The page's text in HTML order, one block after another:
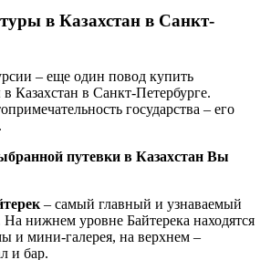
в Казахстан в Санкт-
– еще один повод купить
Казахстан в Санкт-Петербурге.
государства – его
путевки в Казахстан Вы
– самый главный и узнаваемый
На нижнем уровне Байтерека находятся
и мини-галерея, на верхнем –
и бар.